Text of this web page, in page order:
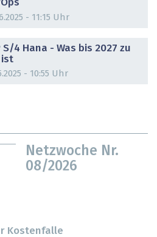
- 11:15 Uhr
S/4 Hana - Was bis 2027 zu
- 10:55 Uhr
Netzwoche Nr.
08/2026
Kostenfalle